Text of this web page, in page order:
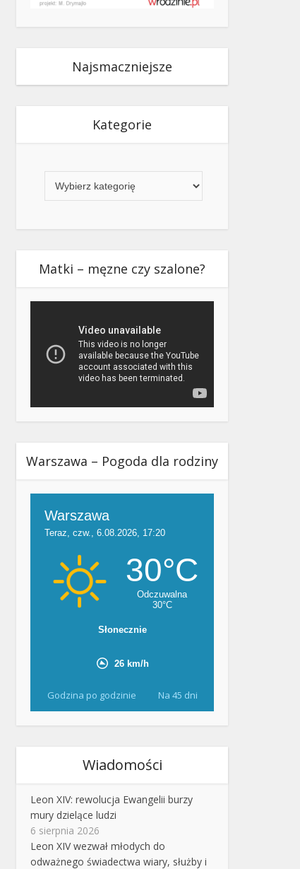
Najsmaczniejsze
Kategorie
Matki – męzne czy szalone?
Warszawa – Pogoda dla rodziny
Godzina po godzinie Na 45 dni
Wiadomości
Leon XIV: rewolucja Ewangelii burzy
mury dzielące ludzi
6 sierpnia 2026
Leon XIV wezwał młodych do
odważnego świadectwa wiary, służby i